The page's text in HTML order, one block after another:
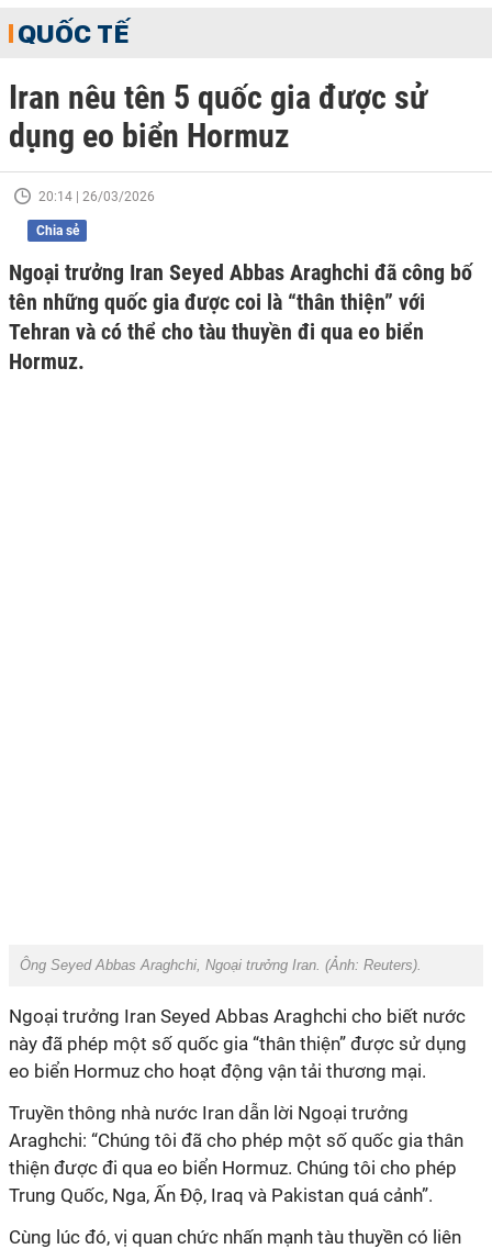
QUỐC TẾ
Iran nêu tên 5 quốc gia được sử
dụng eo biển Hormuz
20:14 | 26/03/2026
Chia sẻ
Ngoại trưởng Iran Seyed Abbas Araghchi đã công bố
tên những quốc gia được coi là “thân thiện” với
Tehran và có thể cho tàu thuyền đi qua eo biển
Hormuz.
Ông Seyed Abbas Araghchi, Ngoại trưởng Iran. (Ảnh: Reuters).
Ngoại trưởng Iran Seyed Abbas Araghchi cho biết nước
này đã phép một số quốc gia “thân thiện” được sử dụng
eo biển Hormuz cho hoạt động vận tải thương mại.
Truyền thông nhà nước Iran dẫn lời Ngoại trưởng
Araghchi: “Chúng tôi đã cho phép một số quốc gia thân
thiện được đi qua eo biển Hormuz. Chúng tôi cho phép
Trung Quốc, Nga, Ấn Độ, Iraq và Pakistan quá cảnh”.
Cùng lúc đó, vị quan chức nhấn mạnh tàu thuyền có liên